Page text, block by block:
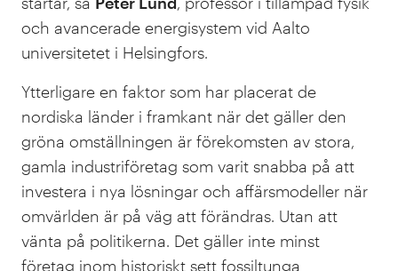
och avancerade energisystem vid Aalto
universitetet i Helsingfors.
Ytterligare en faktor som har placerat de
nordiska länder i framkant när det gäller den
gröna omställningen är förekomsten av stora,
gamla industriföretag som varit snabba på att
investera i nya lösningar och affärsmodeller när
omvärlden är på väg att förändras. Utan att
vänta på politikerna. Det gäller inte minst
företag inom historiskt sett fossiltunga